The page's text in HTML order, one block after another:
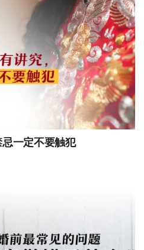
一定不要触犯